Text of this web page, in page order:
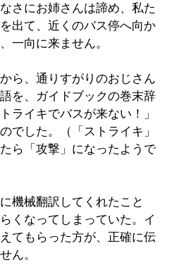
さにお姉さんは諦め、私た
出て、近くのバス停へ向か
一向に来ません。
ら、通りすがりのおじさん
を、ガイドブックの巻末辞
ライキでバスが来ない！」
でした。（「ストライキ」
ら「攻撃」になったようで
機械翻訳してくれたこと
くなってしまっていた。イ
てもらった方が、正確に伝
ん。